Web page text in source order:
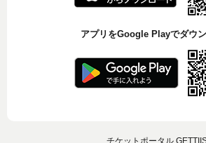
アプリをGoogle Playでダウ
チケットポータル